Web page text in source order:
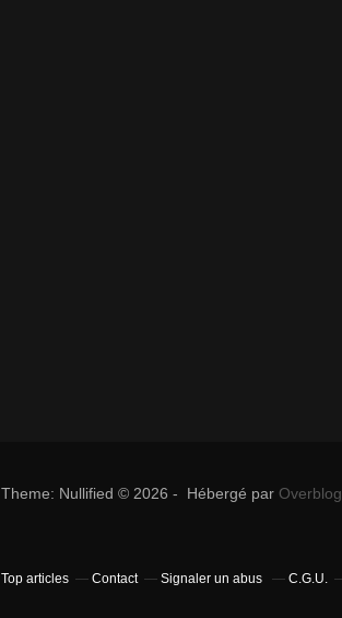
Theme: Nullified © 2026 - Hébergé par Overblog
Top articles Contact Signaler un abus C.G.U.